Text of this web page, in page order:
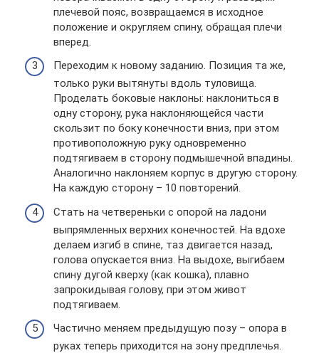
плечевой пояс, возвращаемся в исходное
положение и округляем спину, обращая плечи
вперед.
Переходим к новому заданию. Позиция та же,
только руки вытянуты вдоль туловища.
Проделать боковые наклоны: наклониться в
одну сторону, рука наклоняющейся части
скользит по боку конечности вниз, при этом
противоположную руку одновременно
подтягиваем в сторону подмышечной впадины.
Аналогично наклоняем корпус в другую сторону.
На каждую сторону – 10 повторений.
Стать на четвереньки с опорой на ладони
выпрямленных верхних конечностей. На вдохе
делаем изгиб в спине, таз двигается назад,
голова опускается вниз. На выдохе, выгибаем
спину дугой кверху (как кошка), плавно
запрокидывая голову, при этом живот
подтягиваем.
Частично меняем предыдущую позу – опора в
руках теперь приходится на зону предплечья.